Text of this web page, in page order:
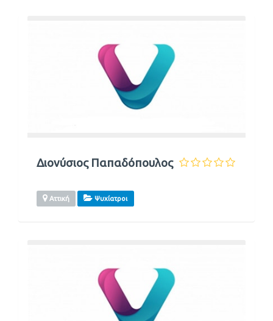
Διονύσιος Παπαδόπουλος
Αττική Ψυχίατροι